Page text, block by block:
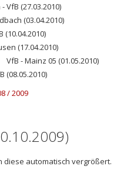
VfB (27.03.2010)
(03.04.2010)
(10.04.2010)
(17.04.2010)
VfB - Mainz 05 (01.05.2010)
(08.05.2010)
/ 2009
diese automatisch vergrößert.